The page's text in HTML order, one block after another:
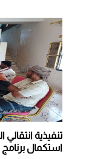
تنفيذية
استكمال